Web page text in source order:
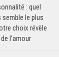
: quel
le plus
choix révèle
l’amour